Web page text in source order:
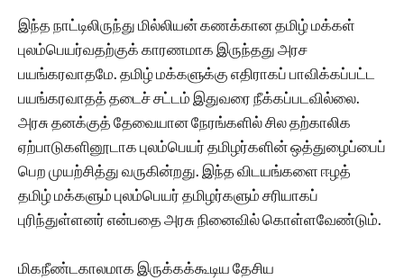
இந்த நாட்டிலிருந்து மில்லியன் கணக்கான தமிழ் மக்கள்
புலம்பெயர்வதற்குக் காரணமாக இருந்தது அரச
பயங்கரவாதமே. தமிழ் மக்களுக்கு எதிராகப் பாவிக்கப்பட்ட
பயங்கரவாதத் தடைச் சட்டம் இதுவரை நீக்கப்படவில்லை.
அரசு தனக்குத் தேவையான நேரங்களில் சில தற்காலிக
ஏற்பாடுகளினூடாக புலம்பெயர் தமிழர்களின் ஒத்துழைப்பைப்
பெற முயற்சித்து வருகின்றது. இந்த விடயங்களை ஈழத்
தமிழ் மக்களும் புலம்பெயர் தமிழர்களும் சரியாகப்
புரிந்துள்ளனர் என்பதை அரசு நினைவில் கொள்ளவேண்டும்.
மிகநீண்டகாலமாக இருக்கக்கூடிய தேசிய